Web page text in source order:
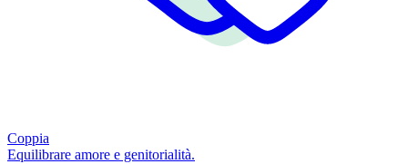
Coppia
Equilibrare amore e genitorialità.